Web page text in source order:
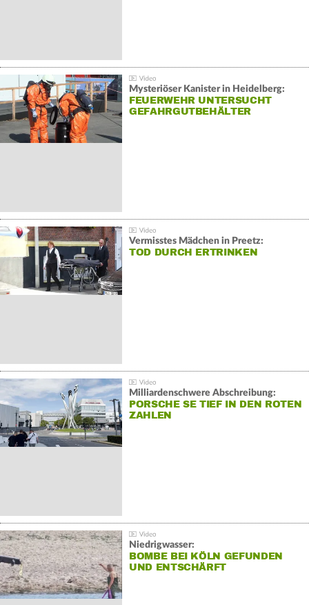
Mysteriöser Kanister in Heidelberg:
FEUERWEHR UNTERSUCHT
GEFAHRGUTBEHÄLTER
Vermisstes Mädchen in Preetz:
TOD DURCH ERTRINKEN
Milliardenschwere Abschreibung:
PORSCHE SE TIEF IN DEN ROTEN
ZAHLEN
Niedrigwasser:
BOMBE BEI KÖLN GEFUNDEN
UND ENTSCHÄRFT